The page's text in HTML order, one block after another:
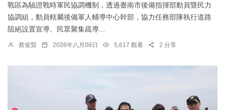
戰區為驗證戰時軍民協調機制，透過臺南市後備指揮部動員暨民力
協調組，動員轄屬後備軍人輔導中心幹部，協力任務部隊執行道路
阻絕設置宣導、民眾聚集疏導...
蔡俊賢 2026年八月08日 5,617 觀看 2 分享